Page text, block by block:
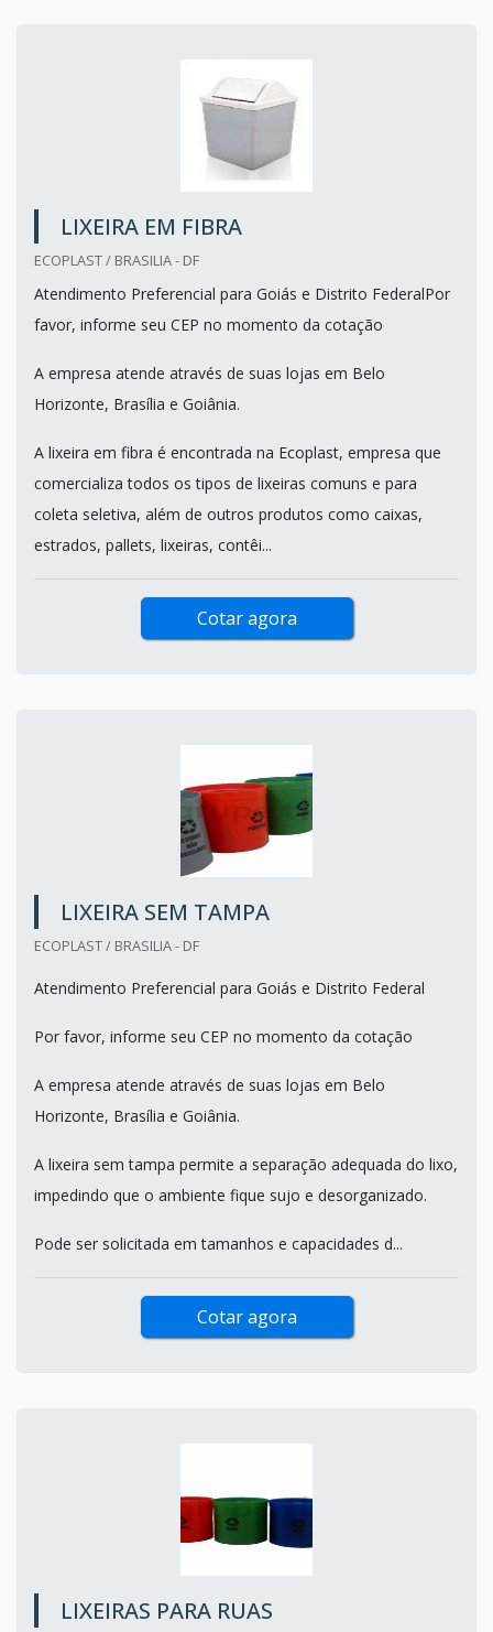
LIXEIRA EM FIBRA
ECOPLAST / BRASILIA - DF
Atendimento Preferencial para Goiás e Distrito FederalPor
favor, informe seu CEP no momento da cotação
A empresa atende através de suas lojas em Belo
Horizonte, Brasília e Goiânia.
A lixeira em fibra é encontrada na Ecoplast, empresa que
comercializa todos os tipos de lixeiras comuns e para
coleta seletiva, além de outros produtos como caixas,
estrados, pallets, lixeiras, contêi...
Cotar agora
LIXEIRA SEM TAMPA
ECOPLAST / BRASILIA - DF
Atendimento Preferencial para Goiás e Distrito Federal
Por favor, informe seu CEP no momento da cotação
A empresa atende através de suas lojas em Belo
Horizonte, Brasília e Goiânia.
A lixeira sem tampa permite a separação adequada do lixo,
impedindo que o ambiente fique sujo e desorganizado.
Pode ser solicitada em tamanhos e capacidades d...
Cotar agora
LIXEIRAS PARA RUAS